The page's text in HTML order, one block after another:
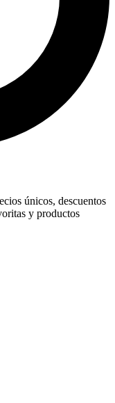
únicos, descuentos
y productos